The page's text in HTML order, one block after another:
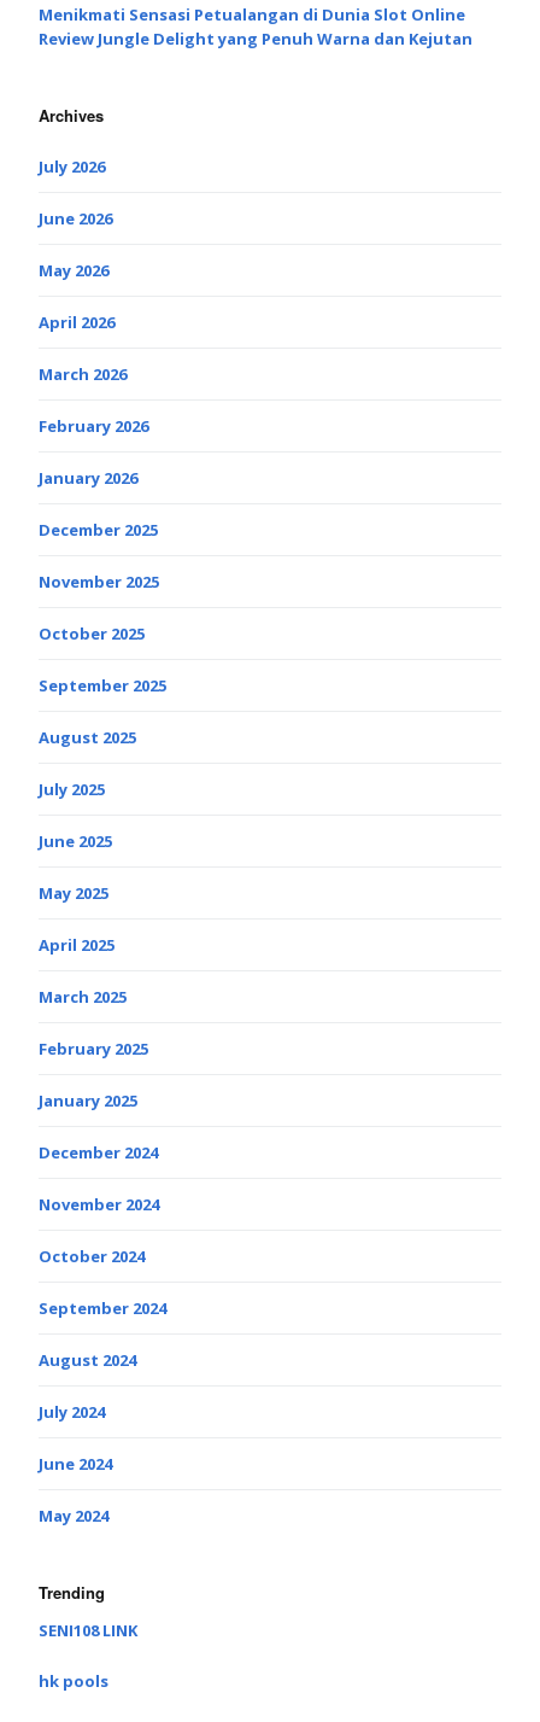
Menikmati Sensasi Petualangan di Dunia Slot Online
Review Jungle Delight yang Penuh Warna dan Kejutan
Archives
July 2026
June 2026
May 2026
April 2026
March 2026
February 2026
January 2026
December 2025
November 2025
October 2025
September 2025
August 2025
July 2025
June 2025
May 2025
April 2025
March 2025
February 2025
January 2025
December 2024
November 2024
October 2024
September 2024
August 2024
July 2024
June 2024
May 2024
Trending
SENI108 LINK
hk pools